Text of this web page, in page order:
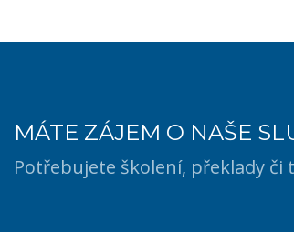
MÁTE ZÁJEM O NAŠE
Potřebujete školení, překlady či